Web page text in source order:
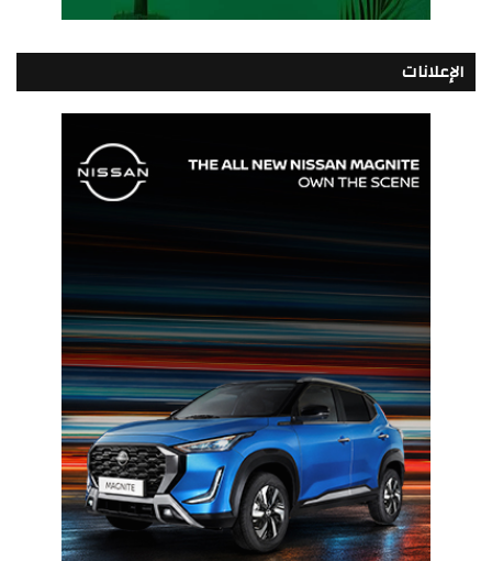
الإعلانات